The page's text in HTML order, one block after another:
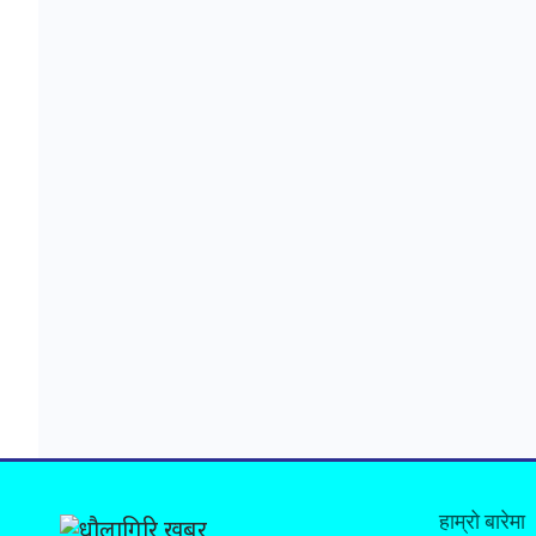
हाम्रो बारेमा